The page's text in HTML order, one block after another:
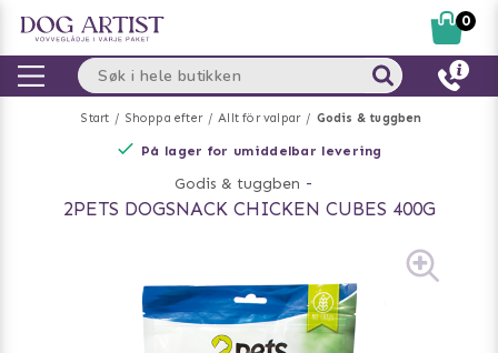
Start Shoppa efter Allt för valpar Godis & tuggben
På lager for umiddelbar levering
Godis & tuggben -
2PETS DOGSNACK CHICKEN CUBES 400G
0